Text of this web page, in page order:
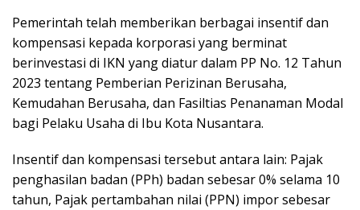
Pemerintah telah memberikan berbagai insentif dan
kompensasi kepada korporasi yang berminat
berinvestasi di IKN yang diatur dalam PP No. 12 Tahun
2023 tentang Pemberian Perizinan Berusaha,
Kemudahan Berusaha, dan Fasiltias Penanaman Modal
bagi Pelaku Usaha di Ibu Kota Nusantara.
Insentif dan kompensasi tersebut antara lain: Pajak
penghasilan badan (PPh) badan sebesar 0% selama 10
tahun, Pajak pertambahan nilai (PPN) impor sebesar